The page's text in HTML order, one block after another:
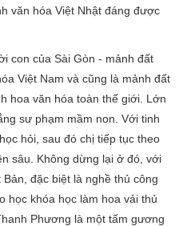
văn hóa Việt Nhật đáng được
con của Sài Gòn - mảnh đất
Việt Nam và cũng là mảnh đất
hoa văn hóa toàn thế giới. Lớn
sư phạm mầm non. Với tinh
hỏi, sau đó chị tiếp tục theo
sâu. Không dừng lại ở đó, với
đặc biệt là nghề thủ công
học khóa học làm hoa vải thủ
Phương là một tấm gương